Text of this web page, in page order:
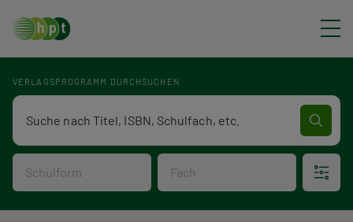
VERLAGSPROGRAMM DURCHSUCHEN
Schulform Fach
Verlagsprogramm Volltextsuche